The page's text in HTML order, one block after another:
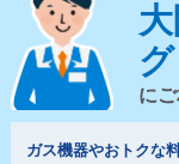
に
ガス機器やおトクな